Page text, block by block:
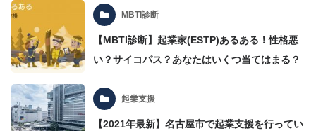
MBTI診断
【MBTI診断】起業家(ESTP)あるある！性格悪
い？サイコパス？あなたはいくつ当てはまる？
起業支援
【2021年最新】名古屋市で起業支援を行ってい